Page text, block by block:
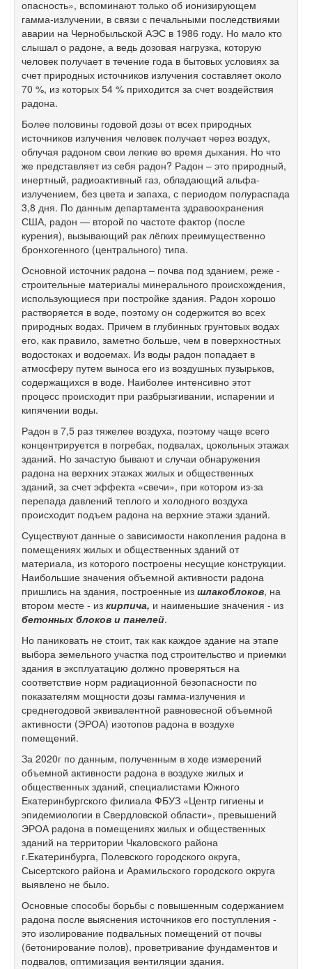
опасность», вспоминают только об ионизирующем
гамма-излучении, в связи с печальными последствиями
аварии на Чернобыльской АЭС в 1986 году. Но мало кто
слышал о радоне, а ведь дозовая нагрузка, которую
человек получает в течение года в бытовых условиях за
счет природных источников излучения составляет около
70 %, из которых 54 % приходится за счет воздействия
радона.
Более половины годовой дозы от всех природных
источников излучения человек получает через воздух,
облучая радоном свои легкие во время дыхания. Но что
же представляет из себя радон? Радон – это природный,
инертный, радиоактивный газ, обладающий альфа-
излучением, без цвета и запаха, с периодом полураспада
3,8 дня. По данным департамента здравоохранения
США, радон — второй по частоте фактор (после
курения), вызывающий рак лёгких преимущественно
бронхогенного (центрального) типа.
Основной источник радона – почва под зданием, реже -
строительные материалы минерального происхождения,
использующиеся при постройке здания. Радон хорошо
растворяется в воде, поэтому он содержится во всех
природных водах. Причем в глубинных грунтовых водах
его, как правило, заметно больше, чем в поверхностных
водостоках и водоемах. Из воды радон попадает в
атмосферу путем выноса его из воздушных пузырьков,
содержащихся в воде. Наиболее интенсивно этот
процесс происходит при разбрызгивании, испарении и
кипячении воды.
Радон в 7,5 раз тяжелее воздуха, поэтому чаще всего
концентрируется в погребах, подвалах, цокольных этажах
зданий. Но зачастую бывают и случаи обнаружения
радона на верхних этажах жилых и общественных
зданий, за счет эффекта «свечи», при котором из-за
перепада давлений теплого и холодного воздуха
происходит подъем радона на верхние этажи зданий.
Существуют данные о зависимости накопления радона в
помещениях жилых и общественных зданий от
материала, из которого построены несущие конструкции.
Наибольшие значения объемной активности радона
пришлись на здания, построенные из шлакоблоков, на
втором месте - из кирпича, и наименьшие значения - из
бетонных блоков и панелей.
Но паниковать не стоит, так как каждое здание на этапе
выбора земельного участка под строительство и приемки
здания в эксплуатацию должно проверяться на
соответствие норм радиационной безопасности по
показателям мощности дозы гамма-излучения и
среднегодовой эквивалентной равновесной объемной
активности (ЭРОА) изотопов радона в воздухе
помещений.
За 2020г по данным, полученным в ходе измерений
объемной активности радона в воздухе жилых и
общественных зданий, специалистами Южного
Екатеринбургского филиала ФБУЗ «Центр гигиены и
эпидемиологии в Свердловской области», превышений
ЭРОА радона в помещениях жилых и общественных
зданий на территории Чкаловского района
г.Екатеринбурга, Полевского городского округа,
Сысертского района и Арамильского городского округа
выявлено не было.
Основные способы борьбы с повышенным содержанием
радона после выяснения источников его поступления -
это изолирование подвальных помещений от почвы
(бетонирование полов), проветривание фундаментов и
подвалов, оптимизация вентиляции здания.